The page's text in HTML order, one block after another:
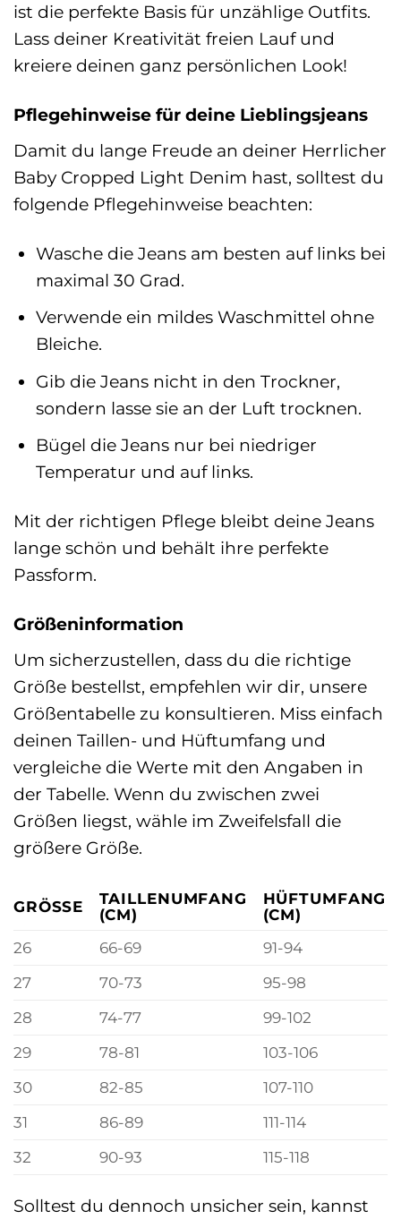
ist die perfekte Basis für unzählige Outfits.
Lass deiner Kreativität freien Lauf und
kreiere deinen ganz persönlichen Look!
Pflegehinweise für deine Lieblingsjeans
Damit du lange Freude an deiner Herrlicher
Baby Cropped Light Denim hast, solltest du
folgende Pflegehinweise beachten:
Wasche die Jeans am besten auf links bei
maximal 30 Grad.
Verwende ein mildes Waschmittel ohne
Bleiche.
Gib die Jeans nicht in den Trockner,
sondern lasse sie an der Luft trocknen.
Bügel die Jeans nur bei niedriger
Temperatur und auf links.
Mit der richtigen Pflege bleibt deine Jeans
lange schön und behält ihre perfekte
Passform.
Größeninformation
Um sicherzustellen, dass du die richtige
Größe bestellst, empfehlen wir dir, unsere
Größentabelle zu konsultieren. Miss einfach
deinen Taillen- und Hüftumfang und
vergleiche die Werte mit den Angaben in
der Tabelle. Wenn du zwischen zwei
Größen liegst, wähle im Zweifelsfall die
größere Größe.
GRÖSSE
TAILLENUMFANG
(CM)
HÜFTUMFANG
(CM)
26
66-69
91-94
27
70-73
95-98
28
74-77
99-102
29
78-81
103-106
30
82-85
107-110
31
86-89
111-114
32
90-93 115-118
Solltest du dennoch unsicher sein, kannst